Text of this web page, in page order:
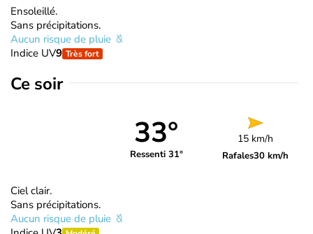
Ensoleillé.
Sans précipitations.
Aucun risque de pluie
Indice UV9 Très fort
Ce soir
33°
Ressenti 31°
15 km/h
Rafales30 km/h
Ciel clair.
Sans précipitations.
Aucun risque de pluie